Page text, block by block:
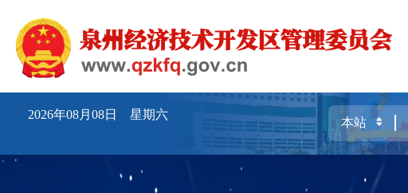
2026年08月08日 星期六